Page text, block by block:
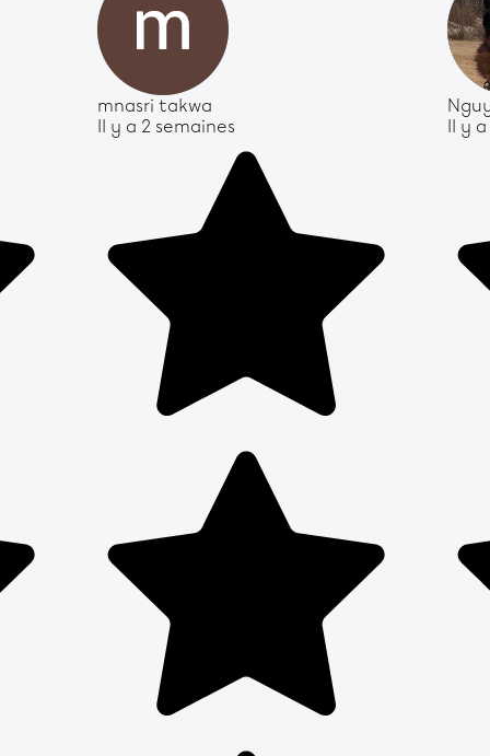
mnasri takwa
Il y a 2 semaines
Il y